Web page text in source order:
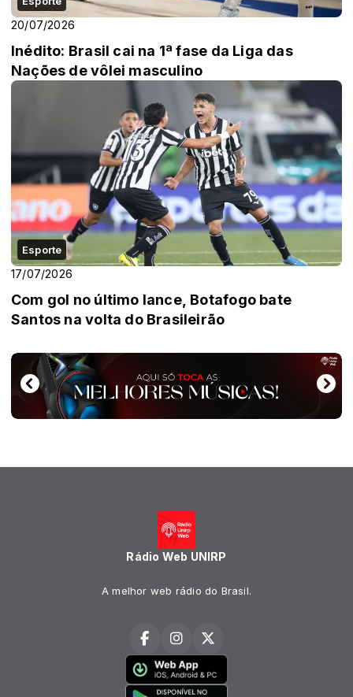
20/07/2026
Inédito: Brasil cai na 1ª fase da Liga das
Nações de vôlei masculino
Esporte
17/07/2026
Com gol no último lance, Botafogo bate
Santos na volta do Brasileirão
Rádio Web UNIRP
A melhor web rádio do Brasil.